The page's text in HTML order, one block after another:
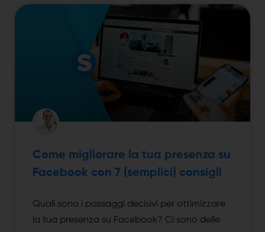
Come migliorare la tua presenza su
Facebook con 7 (semplici) consigli
Quali sono i passaggi decisivi per ottimizzare
la tua presenza su Facebook? Ci sono delle